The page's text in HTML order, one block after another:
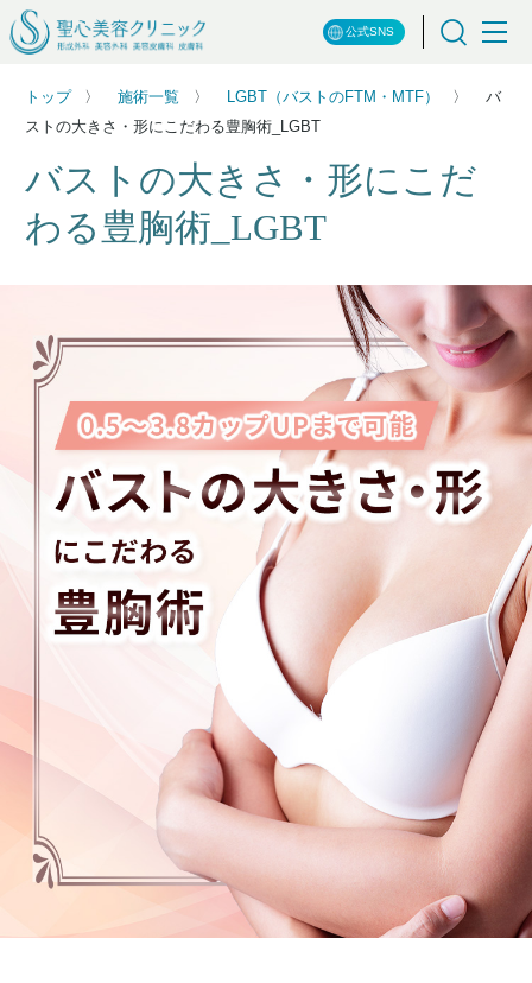
公式SNS
トップ 施術一覧 LGBT（バストのFTM・MTF）
バ
ストの大きさ・形にこだわる豊胸術_LGBT
バストの大きさ・形にこだ
わる豊胸術_LGBT